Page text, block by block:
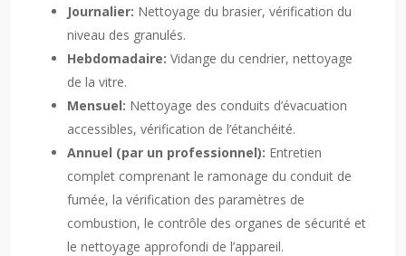
Journalier: Nettoyage du brasier, vérification du
niveau des granulés.
Hebdomadaire: Vidange du cendrier, nettoyage
de la vitre.
Mensuel: Nettoyage des conduits d’évacuation
accessibles, vérification de l’étanchéité.
Annuel (par un professionnel): Entretien
complet comprenant le ramonage du conduit de
fumée, la vérification des paramètres de
combustion, le contrôle des organes de sécurité et
le nettoyage approfondi de l’appareil.